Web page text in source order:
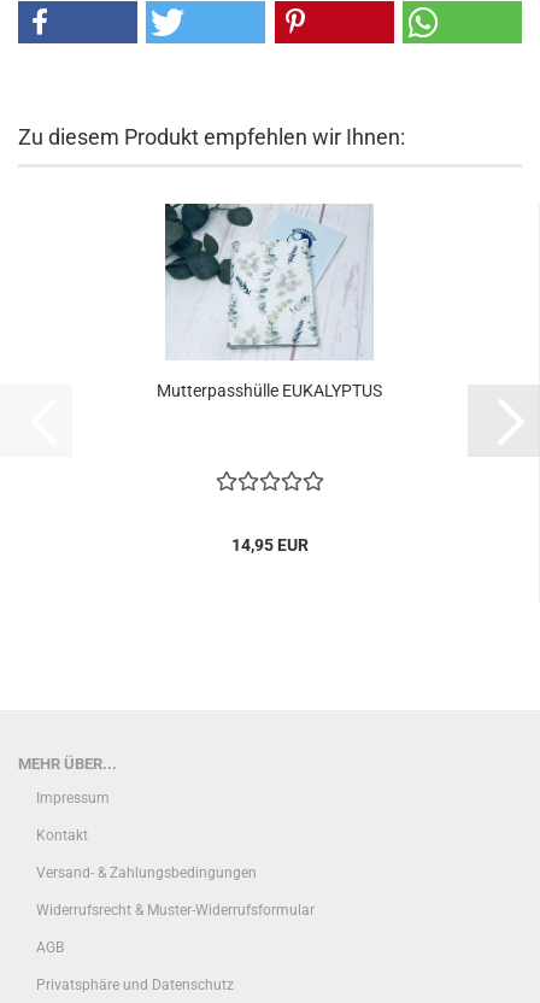
Zu diesem Produkt empfehlen wir Ihnen:
Mutterpasshülle EUKALYPTUS
14,95 EUR
MEHR ÜBER...
Impressum
Kontakt
Versand- & Zahlungsbedingungen
Widerrufsrecht & Muster-Widerrufsformular
AGB
Privatsphäre und Datenschutz